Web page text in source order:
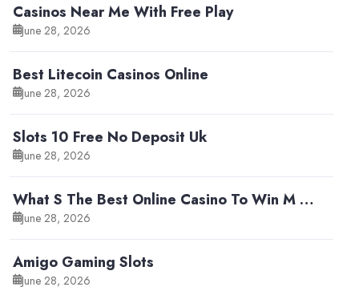
Casinos Near Me With Free Play
June 28, 2026
Best Litecoin Casinos Online
June 28, 2026
Slots 10 Free No Deposit Uk
June 28, 2026
What S The Best Online Casino To Win M …
June 28, 2026
Amigo Gaming Slots
June 28, 2026